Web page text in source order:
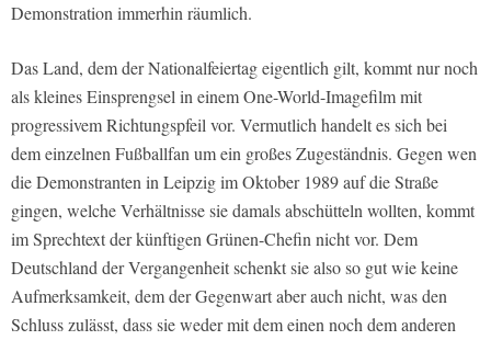
Demonstration immerhin räumlich.
Das Land, dem der Nationalfeiertag eigentlich gilt, kommt nur noch
als kleines Einsprengsel in einem One-World-Imagefilm mit
progressivem Richtungspfeil vor. Vermutlich handelt es sich bei
dem einzelnen Fußballfan um ein großes Zugeständnis. Gegen wen
die Demonstranten in Leipzig im Oktober 1989 auf die Straße
gingen, welche Verhältnisse sie damals abschütteln wollten, kommt
im Sprechtext der künftigen Grünen-Chefin nicht vor. Dem
Deutschland der Vergangenheit schenkt sie also so gut wie keine
Aufmerksamkeit, dem der Gegenwart aber auch nicht, was den
Schluss zulässt, dass sie weder mit dem einen noch dem anderen